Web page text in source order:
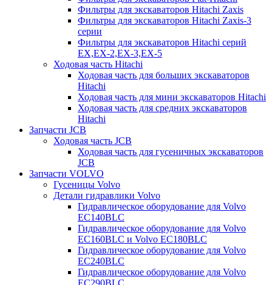
Фильтры для экскаваторов Hitachi Zaxis
Фильтры для экскаваторов Hitachi Zaxis-3
серии
Фильтры для экскаваторов Hitachi серий
EX,EX-2,EX-3,EX-5
Ходовая часть Hitachi
Ходовая часть для больших экскаваторов
Hitachi
Ходовая часть для мини экскаваторов Hitachi
Ходовая часть для средних экскаваторов
Hitachi
Запчасти JCB
Ходовая часть JCB
Ходовая часть для гусеничных экскаваторов
JCB
Запчасти VOLVO
Гусеницы Volvo
Детали гидравлики Volvo
Гидравлическое оборудование для Volvo
EC140BLC
Гидравлическое оборудование для Volvo
EC160BLC и Volvo EC180BLC
Гидравлическое оборудование для Volvo
EC240BLC
Гидравлическое оборудование для Volvo
EC290BLC